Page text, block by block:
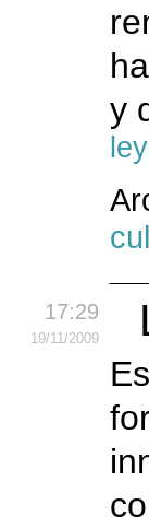
y
17:29
19/11/2009